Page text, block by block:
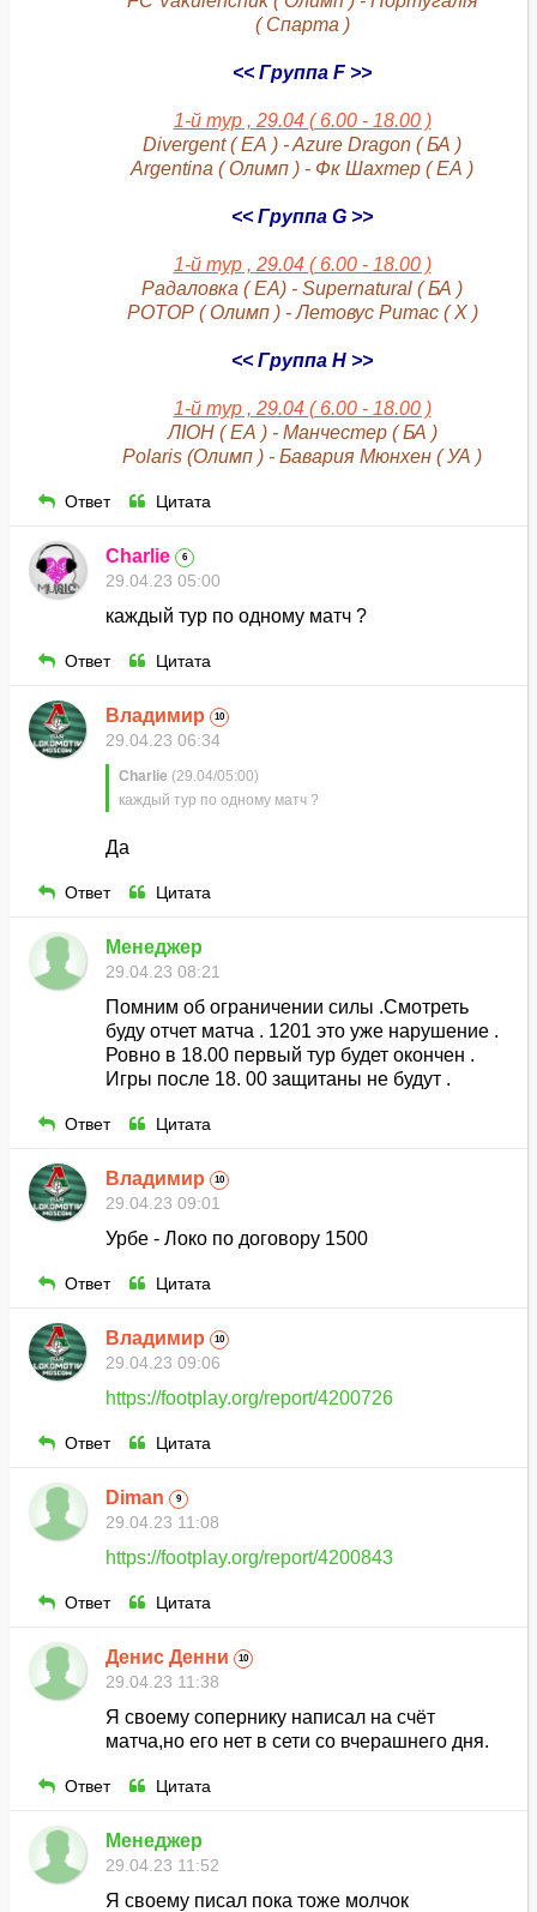
( Спарта )
<< Группа F >>
1-й тур , 29.04 ( 6.00 - 18.00 )
Divergent ( ЕА ) - Azure Dragon ( БА )
Argentina ( Олимп ) - Фк Шахтер ( ЕА )
<< Группа G >>
1-й тур , 29.04 ( 6.00 - 18.00 )
Радаловка ( ЕА) - Supernatural ( БА )
РОТОР ( Олимп ) - Летовус Ритас ( Х )
<< Группа H >>
1-й тур , 29.04 ( 6.00 - 18.00 )
ЛІОН ( ЕА ) - Манчестер ( БА )
Polaris (Олимп ) - Бавария Мюнхен ( УА )
Ответ Цитата
Charlie 6
29.04.23 05:00
каждый тур по одному матч ?
Ответ Цитата
Владимир 10
29.04.23 06:34
Charlie (29.04/05:00)
каждый тур по одному матч ?
Да
Ответ Цитата
Менеджер
29.04.23 08:21
Помним об ограничении силы .Смотреть
буду отчет матча . 1201 это уже нарушение .
Ровно в 18.00 первый тур будет окончен .
Игры после 18. 00 защитаны не будут .
Ответ Цитата
Владимир 10
29.04.23 09:01
Урбе - Локо по договору 1500
Ответ Цитата
Владимир 10
29.04.23 09:06
https://footplay.org/report/4200726
Ответ Цитата
Diman 9
29.04.23 11:08
https://footplay.org/report/4200843
Ответ Цитата
Денис Денни 10
29.04.23 11:38
Я своему сопернику написал на счёт
матча,но его нет в сети со вчерашнего дня.
Ответ Цитата
Менеджер
29.04.23 11:52
Я своему писал пока тоже молчок